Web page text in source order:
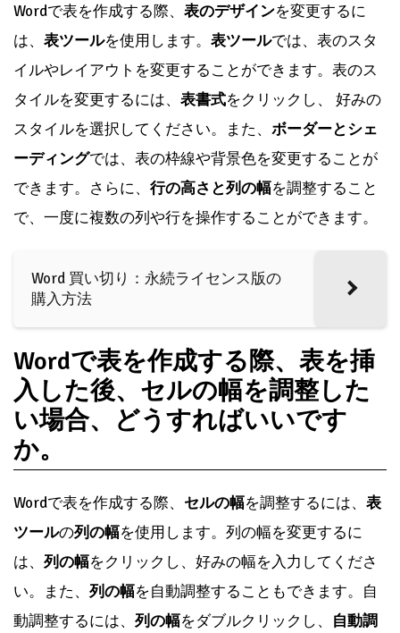
Wordで表を作成する際、 表のデザインを変更するに
は、 表ツールを使用します。 表ツールでは、表のスタ
イルやレイアウトを変更することができます。表のス
タイルを変更するには、 表書式をクリックし、 好みの
スタイルを選択してください。また、 ボーダーとシェ
ーディングでは、表の枠線や背景色を変更することが
できます。さらに、 行の高さと列の幅を調整すること
で、一度に複数の列や行を操作することができます。
Word 買い切り：永続ライセンス版の
購入方法
Wordで表を作成する際、表を挿
入した後、セルの幅を調整した
い場合、どうすればいいです
か。
Wordで表を作成する際、 セルの幅を調整するには、 表
ツールの列の幅を使用します。列の幅を変更するに
は、 列の幅をクリックし、好みの幅を入力してくださ
い。また、 列の幅を自動調整することもできます。自
動調整するには、 列の幅をダブルクリックし、 自動調